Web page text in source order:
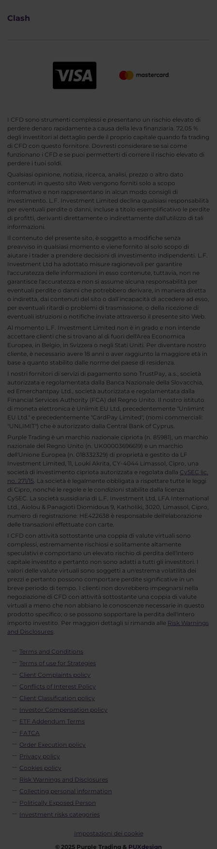
Clash
I CFD sono strumenti complessi e presentano un rischio elevato di
perdere denaro rapidamente a causa della leva finanziaria. 72,05 %
degli investitori al dettaglio perde il proprio capitale quando fa trading
di CFD con questo fornitore. Dovresti considerare se sai come
funzionano i CFD e se puoi permetterti di correre il rischio elevato di
perdere i tuoi soldi.
Qualsiasi opinione, notizia, ricerca, analisi, prezzo o altro dato
contenuti in questo sito Web vengono forniti solo a scopo
informativo e non rappresentano in alcun modo consigli di
investimento. L.F. Investment Limited declina qualsiasi responsabilità
per eventuali perdite o danni, incluse a titolo esemplificativo le perdite
di profitti, derivanti direttamente o indirettamente dall'utilizzo di tali
informazioni.
Il contenuto del presente sito, è soggetto a modifiche senza
preavviso in qualsiasi momento e viene fornito al solo scopo di
aiutare i trader a prendere decisioni di investimento indipendenti. L.F.
Investment Ltd ha adottato misure ragionevoli per garantire
l'accuratezza delle informazioni in esso contenute, tuttavia, non ne
garantisce l'accuratezza e non si assume alcuna responsabilità per
eventuali perdite o danni che potrebbero derivare, in maniera diretta
o indiretta, dai contenuti del sito o dall’incapacità di accedere ad esso,
per eventuali ritardi o problemi di trasmissione, o della ricezione di
eventuali istruzioni o notifiche inviate attraverso il presente sito Web.
Al momento L.F. Investment Limited non è in grado e non intende
accettare clienti che si trovano al di fuori dell'Area Economica
Europea, in Belgio, in Svizzera o negli Stati Uniti. Per diventare nostro
cliente, è necessario avere 18 anni o aver raggiunto la maggiore età in
base a quanto stabilito dalle norme del paese di residenza.
I nostri fornitori di servizi di pagamento sono TrustPay, a.s., società
autorizzata e regolamentata dalla Banca Nazionale della Slovacchia,
ed Emerchantpay Ltd., società autorizzata e regolamentata dalla
Financial Services Authority (FCA) del Regno Unito. Il nostro istituto
di moneta elettronica è Unlimit EU Ltd, precedentemente "Unlimint
EU Ltd." e precedentemente "CardPay Limited", (nomi commerciali:
"UNLIMIT") che è autorizzato dalla Central Bank of Cyprus.
Purple Trading è un marchio nazionale cipriota (n. 85981), un marchio
nazionale del Regno Unito (n. UK00003696619) e un marchio
dell'Unione Europea (n. 018332329) di proprietà e gestito da LF
Investment Limited, 11, Louki Akrita, CY-4044 Limassol, Cipro, una
società di investimento cipriota autorizzata e regolata dalla CySEC lic.
no. 271/15 . La società è legalmente obbligata a rispettare tutte le leggi
di Cipro, nonché le regole e le condizioni stabilite dalla licenza
CySEC. La società sussidiaria di L.F. Investment Ltd, LFA International
Ltd., Aiolou & Panagioti Diomidous 9, Katholiki, 3020, Limassol, Cipro,
numero di registrazione: HE422638 è responsabile dell'elaborazione
delle transazioni effettuate con carte.
I CFD con attività sottostante una coppia di valute virtuali sono
complessi, estremamente rischiosi e solitamente altamente
speculativi e comportano un elevato rischio di perdita dell'intero
capitale investito e pertanto non sono adatti a tutti gli investitori. I
valori delle valute virtuali sono soggetti a un'estrema volatilità dei
prezzi e pertanto possono comportare perdite significative in un
breve periodo di tempo. I clienti non dovrebbero impegnarsi nella
negoziazione di CFD con attività sottostante una coppia di valute
virtuali a meno che non abbiano le conoscenze necessarie in questo
prodotto specifico; o se possono sopportare la perdita dell'intero
importo investito. Per maggiori dettagli si rimanda alle Risk Warnings
and Disclosures
Terms and Conditions
Terms of use for Strategies
Client Complaints policy
Conflicts of Interest Policy
Client Classification policy
Investor Compensation policy
ETF Addendum Terms
FATCA
Order Execution policy
Privacy policy
Cookies policy
Risk Warnings and Disclosures
Collecting personal information
Politically Exposed Person
Investment risks categories
Impostazioni dei cookie
© 2025 Purple Trading & PUXdesign